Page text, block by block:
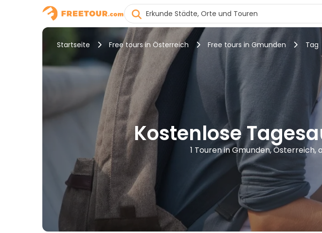
Startseite Free tours in Österreich Free tours in Gmunden Tag
Kostenlose
1 Touren in Gmunden,